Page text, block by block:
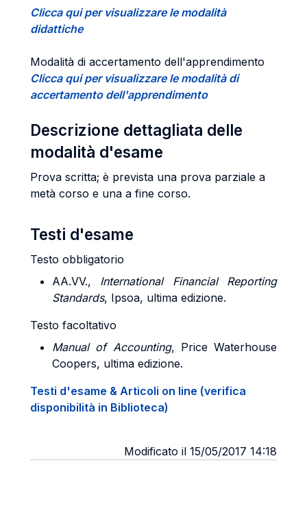
Clicca qui per visualizzare le modalità
didattiche
Modalità di accertamento dell'apprendimento
Clicca qui per visualizzare le modalità di
accertamento dell'apprendimento
Descrizione dettagliata delle
modalità d'esame
Prova scritta; è prevista una prova parziale a
metà corso e una a fine corso.
Testi d'esame
Testo obbligatorio
AA.VV., International Financial Reporting
Standards, Ipsoa, ultima edizione.
Testo facoltativo
Manual of Accounting, Price Waterhouse
Coopers, ultima edizione.
Testi d'esame & Articoli on line (verifica
disponibilità in Biblioteca)
Modificato il 15/05/2017 14:18